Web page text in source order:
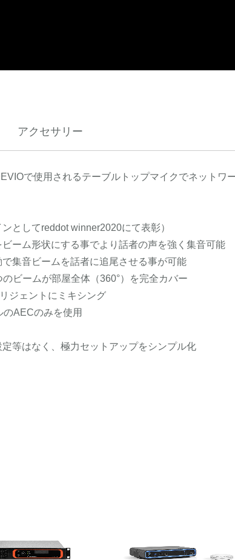
アクセサリー
で使用されるテーブルトップマイクでネットワ
としてreddot winner2020にて表彰）
ーム形状にする事でより話者の声を強く集音可能
集音ビームを話者に追尾させる事が可能
ビームが部屋全体（360°）を完全カバー
ジェントにミキシング
のAECのみを使用
等はなく、極力セットアップをシンプル化